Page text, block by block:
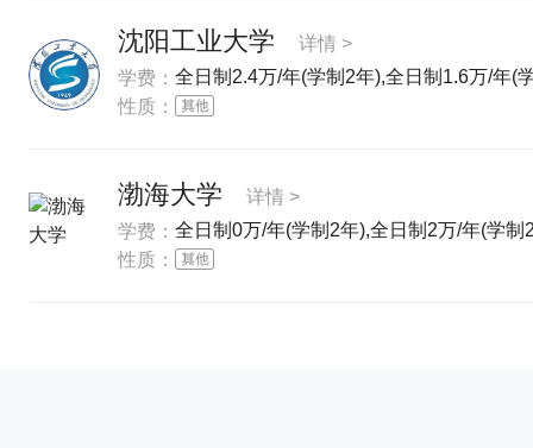
沈阳工业大学
详情 >
学费： 全日制2.4万/年(学制2年),全日制1.6万/年(
性质：
渤海大学
详情 >
学费： 全日制0万/年(学制2年),全日制2万/年(学制
性质：